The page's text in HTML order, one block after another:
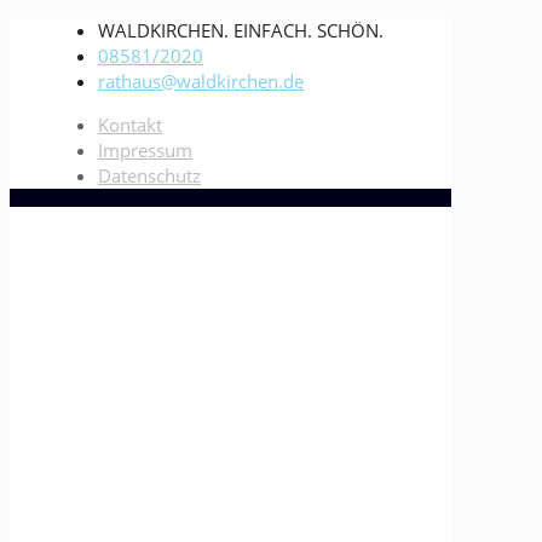
WALDKIRCHEN. EINFACH. SCHÖN.
08581/2020
rathaus@waldkirchen.de
Kontakt
Impressum
Datenschutz